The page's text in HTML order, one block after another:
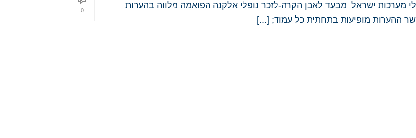
0
מערכות ישראל מבעד לאבן הקרה-לזכר נופלי אלקנה הפואמה מלווה בהערות